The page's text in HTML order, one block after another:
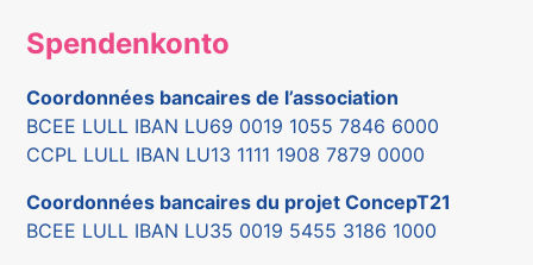
Spendenkonto
Coordonnées bancaires de l’association
BCEE LULL IBAN LU69 0019 1055 7846 6000
CCPL LULL IBAN LU13 1111 1908 7879 0000
Coordonnées bancaires du projet ConcepT21
BCEE LULL IBAN LU35 0019 5455 3186 1000